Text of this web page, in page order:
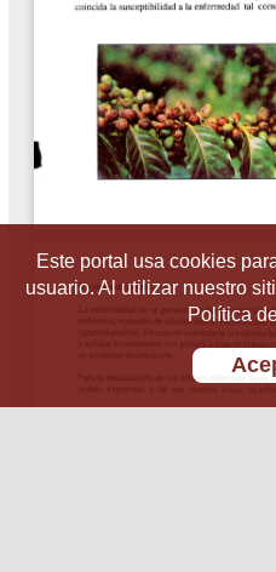
Este portal usa cookies
usuario. Al utilizar nuestro
Política